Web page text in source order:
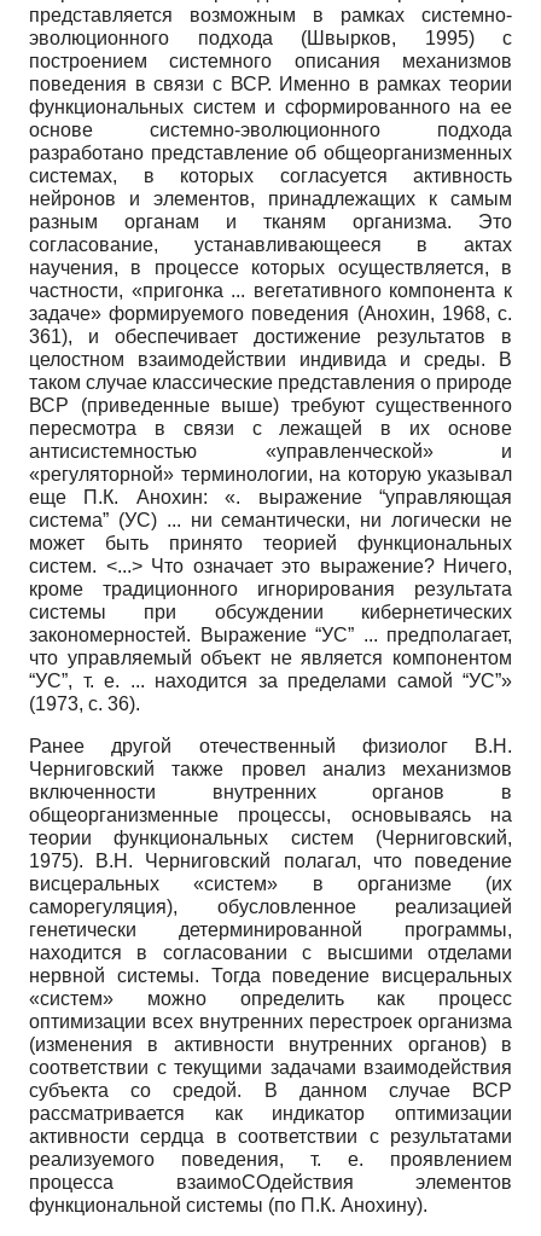
представляется возможным в рамках систем­но-
эволюционного подхода (Швырков, 1995) с
построением системного описания механизмов
поведения в связи с ВСР. Именно в рамках теории
функциональных систем и сформированного на ее
основе системно-эволюционного подхода
разработано представление об общеорганизменных
системах, в которых согласуется активность
нейронов и элементов, принадлежащих к самым
разным органам и тканям организма. Это
согласование, устанавливающееся в актах
научения, в процессе которых осуществляется, в
частности, «пригонка ... вегетативного компонента к
задаче» формируемого поведения (Анохин, 1968, с.
361), и обеспечивает достижение результатов в
целостном взаимодействии индивида и среды. В
таком случае классические представления о природе
ВСР (приведенные выше) требуют существенного
пересмотра в связи с лежащей в их основе
антисистемностью «управленческой» и
«регуляторной» терминологии, на которую указывал
еще П.К. Анохин: «. выражение “управляющая
система” (УС) ... ни семантически, ни логически не
может быть принято теорией функциональных
систем. <...> Что означает это выражение? Ничего,
кроме традиционного игнорирования результата
системы при обсуждении кибернетических
закономерностей. Выражение “УС” ... предполагает,
что управляемый объект не является компонентом
“УС”, т. е. ... находится за пределами самой “УС”»
(1973, с. 36).
Ранее другой отечественный физиолог В.Н.
Черниговский также провел анализ механизмов
включенности внутренних органов в
общеорганизменные процессы, основываясь на
теории функциональных систем (Черниговский,
1975). В.Н. Черниговский полагал, что поведение
висцеральных «систем» в организме (их
саморегуляция), обусловленное реализацией
генетически детерминированной программы,
находится в согласовании с высшими отделами
нервной системы. Тогда поведение висцеральных
«систем» можно определить как процесс
оптимизации всех внутренних перестроек организма
(изменения в активности внутренних органов) в
соответствии с текущими задачами взаимодействия
субъекта со средой. В данном случае ВСР
рассматривается как индикатор оптимизации
активности сердца в соответствии с результатами
реализуемого поведения, т. е. проявлением
процесса взаимоСОдействия элементов
функциональной системы (по П.К. Анохину).